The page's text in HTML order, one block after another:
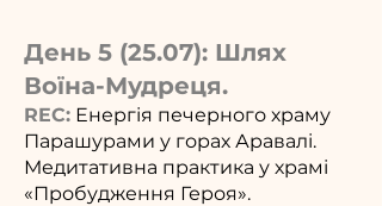
День 5 (25.07): Шлях
Воїна-Мудреця.
REC: Енергія печерного храму
Парашурами у горах Аравалі.
Медитативна практика у храмі
«Пробудження Героя».